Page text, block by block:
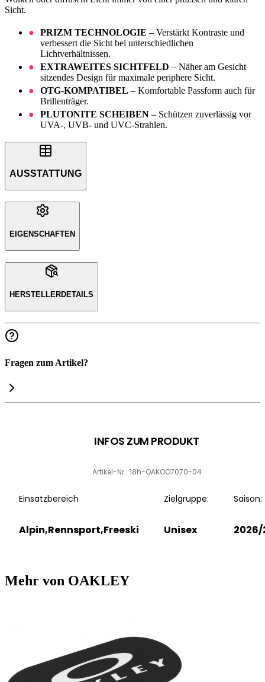
Sicht.
PRIZM TECHNOLOGIE – Verstärkt Kontraste und
verbessert die Sicht bei unterschiedlichen
Lichtverhältnissen.
EXTRAWEITES SICHTFELD – Näher am Gesicht
sitzendes Design für maximale periphere Sicht.
OTG-KOMPATIBEL – Komfortable Passform auch für
Brillenträger.
PLUTONITE SCHEIBEN – Schützen zuverlässig vor
UVA-, UVB- und UVC-Strahlen.
AUSSTATTUNG
EIGENSCHAFTEN
HERSTELLERDETAILS
Fragen zum Artikel?
INFOS ZUM PRODUKT
Artikel-Nr.: 18h-OAKOO7070-04
Einsatzbereich
Alpin,Rennsport,Freeski
Zielgruppe:
Unisex
Saison:
2026/
Mehr von OAKLEY